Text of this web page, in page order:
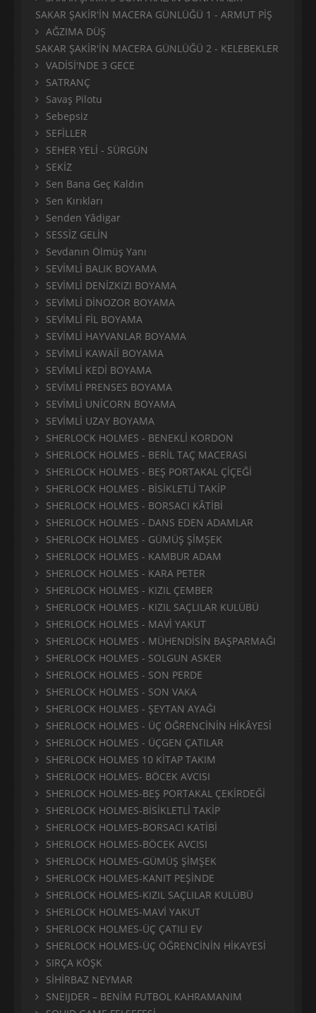
SAKAR ŞAKİR'İN MACERA GÜNLÜĞÜ 1 - ARMUT PİŞ
AĞZIMA DÜŞ
SAKAR ŞAKİR'İN MACERA GÜNLÜĞÜ 2 - KELEBEKLER
VADİSİ'NDE 3 GECE
SATRANÇ
Savaş Pilotu
Sebepsiz
SEFİLLER
SEHER YELİ - SÜRGÜN
SEKİZ
Sen Bana Geç Kaldın
Sen Kırıkları
Senden Yâdigar
SESSİZ GELİN
Sevdanın Ölmüş Yanı
SEVİMLİ BALIK BOYAMA
SEVİMLİ DENİZKIZI BOYAMA
SEVİMLİ DİNOZOR BOYAMA
SEVİMLİ FİL BOYAMA
SEVİMLİ HAYVANLAR BOYAMA
SEVİMLİ KAWAİİ BOYAMA
SEVİMLİ KEDİ BOYAMA
SEVİMLİ PRENSES BOYAMA
SEVİMLİ UNİCORN BOYAMA
SEVİMLİ UZAY BOYAMA
SHERLOCK HOLMES - BENEKLİ KORDON
SHERLOCK HOLMES - BERİL TAÇ MACERASI
SHERLOCK HOLMES - BEŞ PORTAKAL ÇİÇEĞİ
SHERLOCK HOLMES - BİSİKLETLİ TAKİP
SHERLOCK HOLMES - BORSACI KÂTİBİ
SHERLOCK HOLMES - DANS EDEN ADAMLAR
SHERLOCK HOLMES - GÜMÜŞ ŞİMŞEK
SHERLOCK HOLMES - KAMBUR ADAM
SHERLOCK HOLMES - KARA PETER
SHERLOCK HOLMES - KIZIL ÇEMBER
SHERLOCK HOLMES - KIZIL SAÇLILAR KULÜBÜ
SHERLOCK HOLMES - MAVİ YAKUT
SHERLOCK HOLMES - MÜHENDİSİN BAŞPARMAĞI
SHERLOCK HOLMES - SOLGUN ASKER
SHERLOCK HOLMES - SON PERDE
SHERLOCK HOLMES - SON VAKA
SHERLOCK HOLMES - ŞEYTAN AYAĞI
SHERLOCK HOLMES - ÜÇ ÖĞRENCİNİN HİKÂYESİ
SHERLOCK HOLMES - ÜÇGEN ÇATILAR
SHERLOCK HOLMES 10 KİTAP TAKIM
SHERLOCK HOLMES- BÖCEK AVCISI
SHERLOCK HOLMES-BEŞ PORTAKAL ÇEKİRDEĞİ
SHERLOCK HOLMES-BİSİKLETLİ TAKİP
SHERLOCK HOLMES-BORSACI KATİBİ
SHERLOCK HOLMES-BÖCEK AVCISI
SHERLOCK HOLMES-GÜMÜŞ ŞİMŞEK
SHERLOCK HOLMES-KANIT PEŞİNDE
SHERLOCK HOLMES-KIZIL SAÇLILAR KULÜBÜ
SHERLOCK HOLMES-MAVİ YAKUT
SHERLOCK HOLMES-ÜÇ ÇATILI EV
SHERLOCK HOLMES-ÜÇ ÖĞRENCİNİN HİKAYESİ
SIRÇA KÖŞK
SİHİRBAZ NEYMAR
SNEIJDER – BENİM FUTBOL KAHRAMANIM